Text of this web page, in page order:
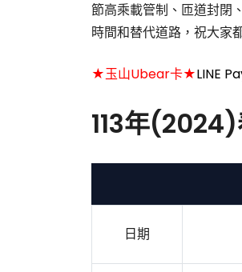
節高乘載管制、匝道封閉
時間和替代道路，祝大家
★玉山Ubear卡★LINE
113年
日期